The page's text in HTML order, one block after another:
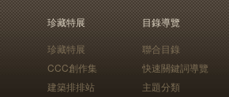
珍藏特展
珍藏特展
CCC創作集
建築排排站
目錄導覽
聯合目錄
快速關鍵詞導覽
主題分類